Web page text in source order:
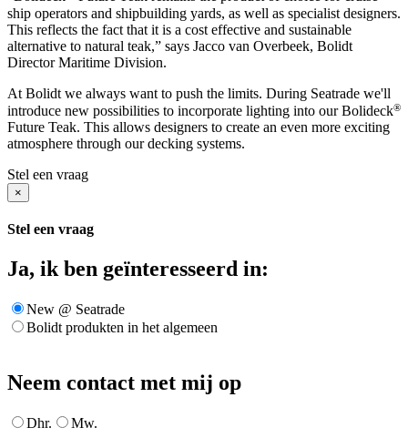
ship operators and shipbuilding yards, as well as specialist designers.
This reflects the fact that it is a cost effective and sustainable
alternative to natural teak,” says Jacco van Overbeek, Bolidt
Director Maritime Division.
At Bolidt we always want to push the limits. During Seatrade we'll
introduce new possibilities to incorporate lighting into our Bolideck®
Future Teak. This allows designers to create an even more exciting
atmosphere through our decking systems.
Stel een vraag
×
Stel een vraag
Ja, ik ben geïnteresseerd in:
New @ Seatrade
Bolidt produkten in het algemeen
Neem contact met mij op
Dhr. Mw.